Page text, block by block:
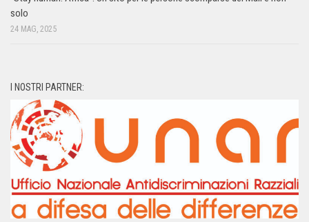
solo
24 MAG, 2025
I NOSTRI PARTNER: